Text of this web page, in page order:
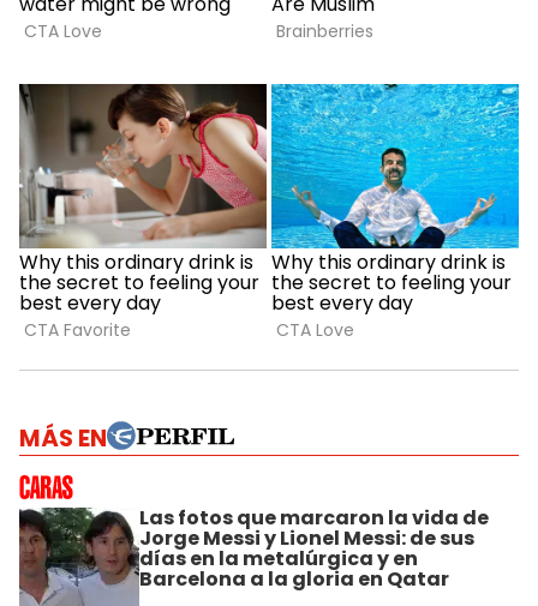
MÁS EN
Las fotos que marcaron la vida de
Jorge Messi y Lionel Messi: de sus
días en la metalúrgica y en
Barcelona a la gloria en Qatar